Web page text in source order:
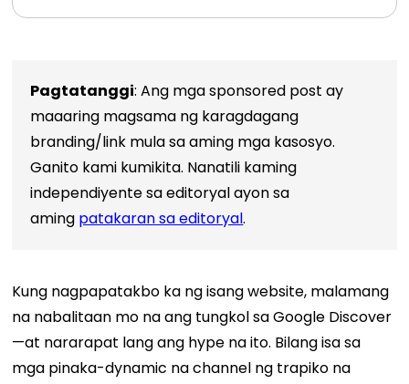
Pagtatanggi: Ang mga sponsored post ay
maaaring magsama ng karagdagang
branding/link mula sa aming mga kasosyo.
Ganito kami kumikita. Nanatili kaming
independiyente sa editoryal ayon sa
aming patakaran sa editoryal.
Kung nagpapatakbo ka ng isang website, malamang
na nabalitaan mo na ang tungkol sa Google Discover
—at nararapat lang ang hype na ito. Bilang isa sa
mga pinaka-dynamic na channel ng trapiko na